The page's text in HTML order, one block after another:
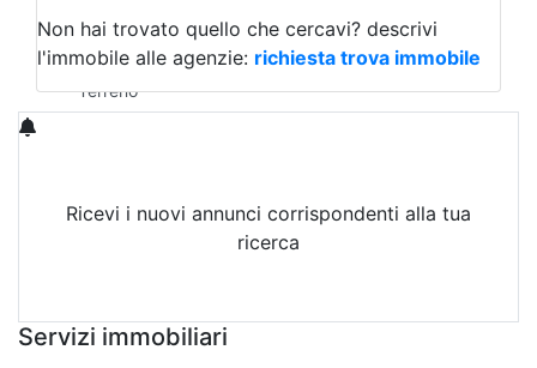
Qualsiasi
Terreno edificabile
Terreno
Non hai trovato quello che cercavi? descrivi
l'immobile alle agenzie: richiesta trova immobile
Ricevi i nuovi annunci corrispondenti alla tua
ricerca
Servizi immobiliari